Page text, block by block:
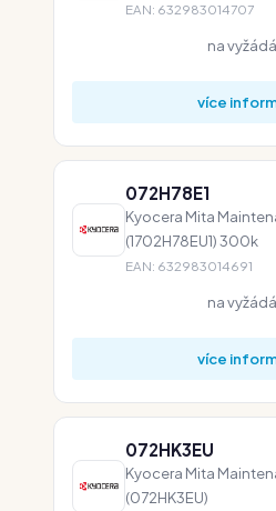
EAN: 632983014707
na
více
072H78E1
Kyocera Mita
(1702H78EU1) 300k
EAN: 632983014691
na
více
072HK3EU
Kyocera Mita
(072HK3EU)